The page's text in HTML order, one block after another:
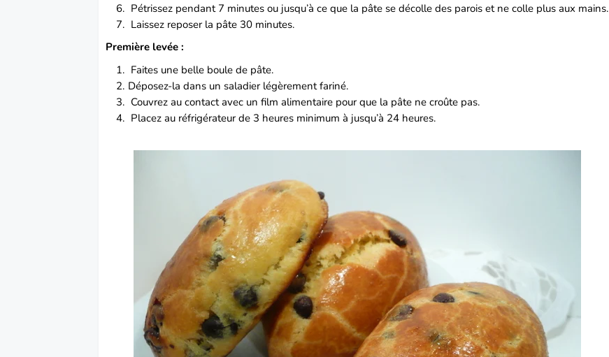
Pétrissez pendant 7 minutes ou jusqu’à ce que la pâte se décolle des parois et ne colle plus aux mains.
Laissez reposer la pâte 30 minutes.
Première levée :
Faites une belle boule de pâte.
Déposez-la dans un saladier légèrement fariné.
Couvrez au contact avec un film alimentaire pour que la pâte ne croûte pas.
Placez au réfrigérateur de 3 heures minimum à jusqu’à 24 heures.